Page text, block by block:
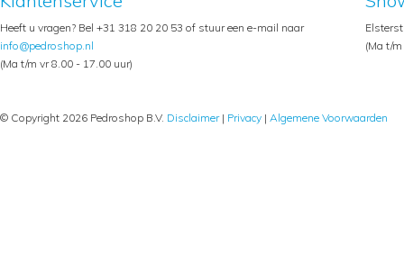
Heeft u vragen? Bel +31 318 20 20 53 of stuur een e-mail naar
info@pedroshop.nl
(Ma t/m vr 8.00 - 17.00 uur)
(Ma t/
© Copyright 2026 Pedroshop B.V. Disclaimer| Privacy | Algemene Voorwaarden